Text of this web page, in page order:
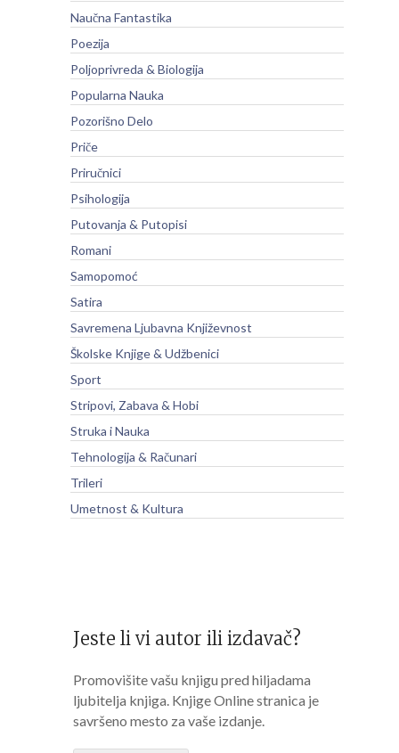
Naučna Fantastika
Poezija
Poljoprivreda & Biologija
Popularna Nauka
Pozorišno Delo
Priče
Priručnici
Psihologija
Putovanja & Putopisi
Romani
Samopomoć
Satira
Savremena Ljubavna Književnost
Školske Knjige & Udžbenici
Sport
Stripovi, Zabava & Hobi
Struka i Nauka
Tehnologija & Računari
Trileri
Umetnost & Kultura
Jeste li vi autor ili izdavač?
Promovišite vašu knjigu pred hiljadama
ljubitelja knjiga. Knjige Online stranica je
savršeno mesto za vaše izdanje.